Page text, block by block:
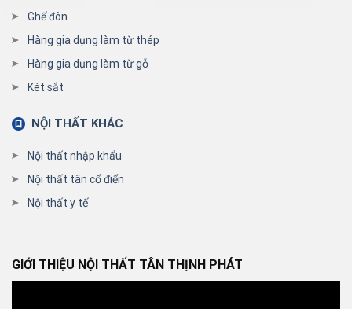
Ghế đôn
Hàng gia dụng làm từ thép
Hàng gia dụng làm từ gỗ
Két sắt
NỘI THẤT KHÁC
Nội thất nhập khẩu
Nội thất tân cổ điển
Nội thất y tế
GIỚI THIỆU NỘI THẤT TÂN THỊNH PHÁT